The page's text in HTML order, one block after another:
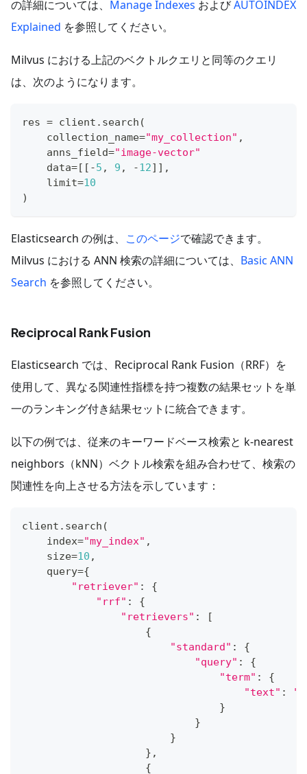
の詳細については、 Manage Indexes およびAUTOINDEX
Explained を参照してください。
Milvus における上記のベクトルクエリと同等のクエリ
は、次のようになります。
res = client . search (
    collection_name
="my_collection" ,
    anns_field
="image-vector"
    data
=[ [ -5 , 9 , -12] ] ,
    limit
=10
)
Elasticsearch の例は、 このページで確認できます。
Milvus における ANN 検索の詳細については、 Basic ANN
Search を参照してください。
Reciprocal Rank Fusion
Elasticsearch では、Reciprocal Rank Fusion（RRF）を
使用して、異なる関連性指標を持つ複数の結果セットを単
一のランキング付き結果セットに統合できます。
以下の例では、従来のキーワードベース検索と k-nearest
neighbors（kNN）ベクトル検索を組み合わせて、検索の
関連性を向上させる方法を示しています：
client . search (
    index
="my_index" ,
    size
=10 ,
    query
={
"retriever" :
{
"rrf" :
{
"retrievers" :
[
{
"standard" :
{
"query" :
{
"term" :
{
"text" :
}
}
}
} ,
{